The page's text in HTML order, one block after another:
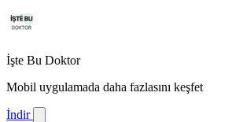
İşte Bu Doktor
Mobil uygulamada daha fazlasını keşfet
İndir